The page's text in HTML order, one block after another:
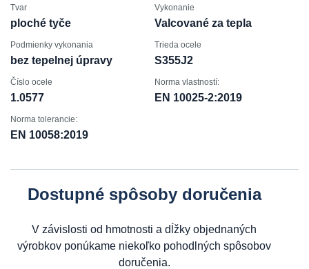
Tvar
ploché tyče
Vykonanie
Valcované za tepla
Podmienky vykonania
bez tepelnej úpravy
Trieda ocele
S355J2
Číslo ocele
1.0577
Norma vlastností:
EN 10025-2:2019
Norma tolerancie:
EN 10058:2019
Dostupné spôsoby doručenia
V závislosti od hmotnosti a dĺžky objednaných
výrobkov ponúkame niekoľko pohodlných spôsobov
doručenia.